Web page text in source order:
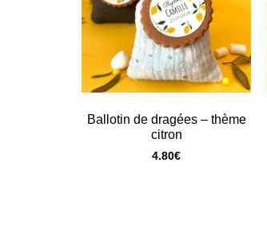
Ballotin de dragées – thème
citron
4.80€